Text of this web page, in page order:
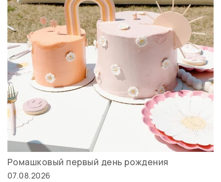
Ромашковый первый день рождения
07.08.2026